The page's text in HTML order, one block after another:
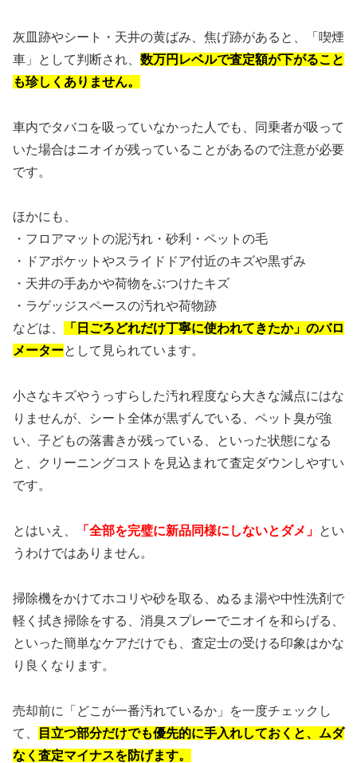
灰皿跡やシート・天井の黄ばみ、焦げ跡があると、「喫煙
車」として判断され、 数万円レベルで査定額が下がること
も珍しくありません。
車内でタバコを吸っていなかった人でも、同乗者が吸って
いた場合はニオイが残っていることがあるので注意が必要
です。
ほかにも、
・フロアマットの泥汚れ・砂利・ペットの毛
・ドアポケットやスライドドア付近のキズや黒ずみ
・天井の手あかや荷物をぶつけたキズ
・ラゲッジスペースの汚れや荷物跡
などは、
「日ごろどれだけ丁寧に使われてきたか」のバロ
メーターとして見られています。
小さなキズやうっすらした汚れ程度なら大きな減点にはな
りませんが、シート全体が黒ずんでいる、ペット臭が強
い、子どもの落書きが残っている、といった状態になる
と、クリーニングコストを見込まれて査定ダウンしやすい
です。
とはいえ、 「全部を完璧に新品同様にしないとダメ」 とい
うわけではありません。
掃除機をかけてホコリや砂を取る、ぬるま湯や中性洗剤で
軽く拭き掃除をする、消臭スプレーでニオイを和らげる、
といった簡単なケアだけでも、査定士の受ける印象はかな
り良くなります。
売却前に「どこが一番汚れているか」を一度チェックし
て、
目立つ部分だけでも優先的に手入れしておくと、ムダ
なく査定マイナスを防げます。